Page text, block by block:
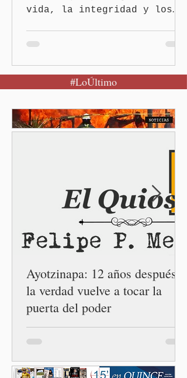
vida, la integridad y los
Puebla, Pue.-Cuando una
mujer encuentra un lugar
también recupera la
esperanza de vivir sin
Igualdad, Bienestar, Redes,
Emancipación) número 62 y
la Casa Carmen Serdán
número 25 en el estado, la
cuarta en la c
#LoÚltimo
Ayotzinapa: 12 años después,
la verdad vuelve a tocar la
puerta del poder